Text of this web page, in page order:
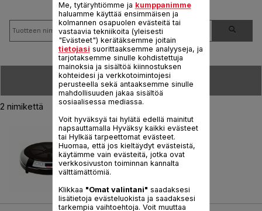
LAJITTELE:
2 nimikettä
INDUCTION
Viite :IH700030
Me, tytäryhtiömme ja kumppanimme
haluamme käyttää ensimmäisen ja
kolmannen osapuolen evästeitä tai
vastaavia tekniikoita (yleisesti
"Evästeet") kerätäksemme joitain
tietojasi suorittaaksemme analyyseja, ja
tarjotaksemme sinulle kohdistettuja
mainoksia ja sisältöä kiinnostuksen
kohteidesi ja verkkotoimintojesi
perusteella sekä antaaksemme sinulle
mahdollisuuden jakaa sisältöä
sosiaalisessa mediassa.
Voit hyväksyä tai hylätä edellä mainitut
napsauttamalla Hyväksy kaikki evästeet
tai Hylkää tarpeettomat evästeet.
Huomaa, että jos kieltäydyt evästeistä,
käytämme vain evästeitä, jotka ovat
verkkosivuston toiminnan kannalta
välttämättömiä.
Klikkaa "Omat valintani" saadaksesi
lisätietoja evästeluokista ja saadaksesi
tarkempia vaihtoehtoja. Voit muuttaa